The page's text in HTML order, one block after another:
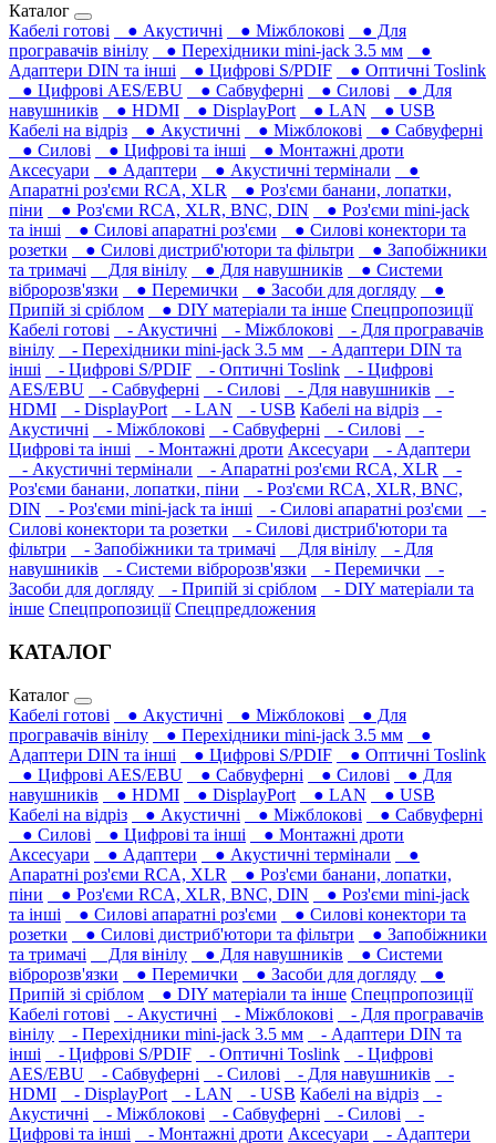
Каталог
Кабелі готові
● Акустичні ● Міжблокові
● Для
програвачів вінілу
● Перехідники mini-jack 3.5 мм
●
Адаптери DIN та інші
● Цифрові S/PDIF
● Оптичні Toslink
● Цифрові AES/EBU
● Сабвуферні ● Силові
● Для
навушників‎
● HDMI ● DisplayPort ● LAN
● USB
Кабелі на відріз
● Акустичні ● Міжблокові
● Сабвуферні
● Силові
● Цифрові та інші
● Монтажні дроти
Аксесуари
● Адаптери ● Акустичні термінали
●
Апаратні роз'єми RCA, XLR
● Роз'єми банани, лопатки,
піни
● Роз'єми RCA, XLR, BNC, DIN
● Роз'єми mini-jack
та інші
● Силові апаратні роз'єми
● Силові конектори та
розетки
● Силові дистриб'ютори та фільтри
● Запобіжники
та тримачі
Для вінілу ● Для навушників‎
● Системи
вібророзв'язки
● Перемички ● Засоби для догляду
●
Припій зі сріблом
● DIY матеріали та інше Спецпропозиції
Кабелі готові
- Акустичні - Міжблокові
- Для програвачів
вінілу
- Перехідники mini-jack 3.5 мм
- Адаптери DIN та
інші
- Цифрові S/PDIF - Оптичні Toslink
- Цифрові
AES/EBU
- Сабвуферні - Силові - Для навушників‎
-
HDMI
- DisplayPort - LAN - USB Кабелі на відріз
-
Акустичні
- Міжблокові - Сабвуферні - Силові
-
Цифрові та інші
- Монтажні дроти Аксесуари
- Адаптери
- Акустичні термінали
- Апаратні роз'єми RCA, XLR
-
Роз'єми банани, лопатки, піни
- Роз'єми RCA, XLR, BNC,
DIN
- Роз'єми mini-jack та інші - Силові апаратні роз'єми
-
Силові конектори та розетки
- Силові дистриб'ютори та
фільтри
- Запобіжники та тримачі Для вінілу
- Для
навушників‎
- Системи вібророзв'язки - Перемички
-
Засоби для догляду
- Припій зі сріблом
- DIY матеріали та
інше Спецпропозиції Спецпредложения
КАТАЛОГ
Каталог
Кабелі готові
● Акустичні ● Міжблокові
● Для
програвачів вінілу
● Перехідники mini-jack 3.5 мм
●
Адаптери DIN та інші
● Цифрові S/PDIF
● Оптичні Toslink
● Цифрові AES/EBU
● Сабвуферні ● Силові
● Для
навушників‎
● HDMI ● DisplayPort ● LAN
● USB
Кабелі на відріз
● Акустичні ● Міжблокові
● Сабвуферні
● Силові
● Цифрові та інші
● Монтажні дроти
Аксесуари
● Адаптери ● Акустичні термінали
●
Апаратні роз'єми RCA, XLR
● Роз'єми банани, лопатки,
піни
● Роз'єми RCA, XLR, BNC, DIN
● Роз'єми mini-jack
та інші
● Силові апаратні роз'єми
● Силові конектори та
розетки
● Силові дистриб'ютори та фільтри
● Запобіжники
та тримачі
Для вінілу ● Для навушників‎
● Системи
вібророзв'язки
● Перемички ● Засоби для догляду
●
Припій зі сріблом
● DIY матеріали та інше Спецпропозиції
Кабелі готові
- Акустичні - Міжблокові
- Для програвачів
вінілу
- Перехідники mini-jack 3.5 мм
- Адаптери DIN та
інші
- Цифрові S/PDIF - Оптичні Toslink
- Цифрові
AES/EBU
- Сабвуферні - Силові - Для навушників‎
-
HDMI
- DisplayPort - LAN - USB Кабелі на відріз
-
Акустичні
- Міжблокові - Сабвуферні - Силові
-
Цифрові та інші
- Монтажні дроти Аксесуари - Адаптери